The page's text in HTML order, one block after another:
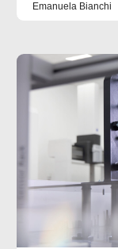
Emanuela Bianchi